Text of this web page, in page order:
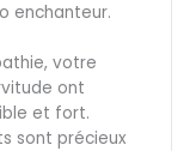
enchanteur.
votre
ont
et fort.
sont précieux